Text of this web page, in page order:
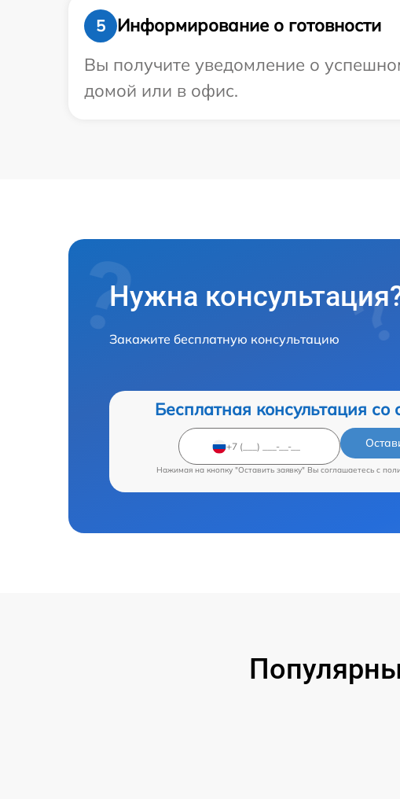
5
Информирование о готовности
Вы получите уведомление о
домой или в офис.
Нужна
Закажите бесплатную консультацию
Бесплатная консультация со
Нажимая на кнопку "Оставить заявку" Вы соглашаетесь c